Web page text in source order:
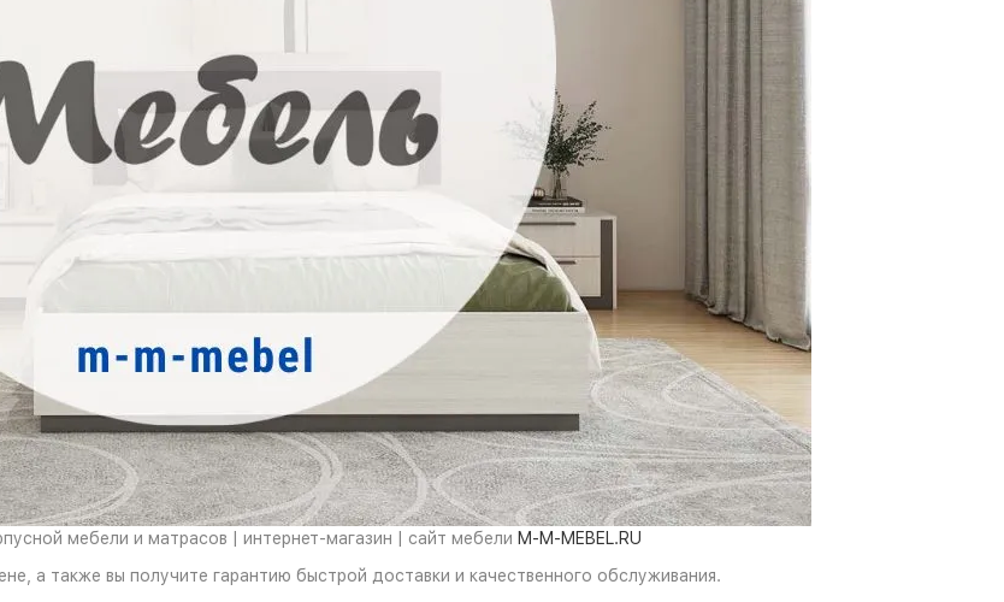
мебели и матрасов | интернет-магазин | сайт мебели M-M-MEBEL.RU
а также вы получите гарантию быстрой доставки и качественного обслуживания.